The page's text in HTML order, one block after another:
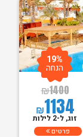
₪1400
₪1134
19%
הנחה
זוג, ל-2 לילות
פרטים